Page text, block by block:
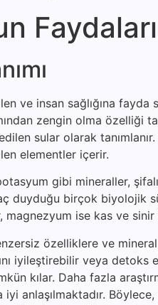
ve insan sağlığına
zengin olma özelliği
sular olarak
elementler içerir.
gibi mineraller,
duyduğu birçok biyolojik
ise kas ve sinir
özelliklere ve
iyileştirebilir veya
kılar. Daha fazla
iyi anlaşılmaktadır.